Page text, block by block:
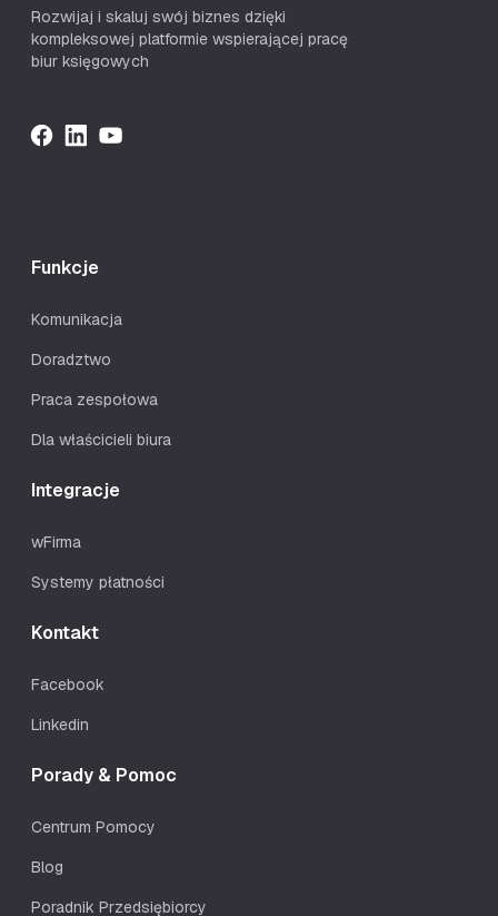
Rozwijaj i skaluj swój biznes dzięki
kompleksowej platformie wspierającej pracę
biur księgowych
Funkcje
Komunikacja
Doradztwo
Praca zespołowa
Dla właścicieli biura
Integracje
wFirma
Systemy płatności
Kontakt
Facebook
Linkedin
Porady & Pomoc
Centrum Pomocy
Blog
Poradnik Przedsiębiorcy